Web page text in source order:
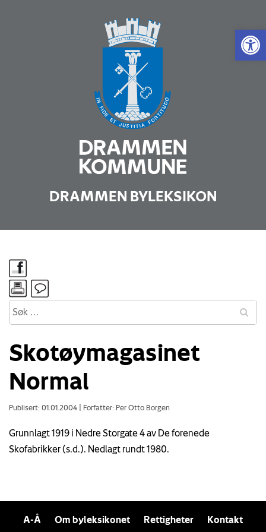
Vis
DRAMMEN BYLEKSIKON
Skotøymagasinet
Normal
Publisert: 01.01.2004 Forfatter: Per Otto Borgen
Grunnlagt 1919 i Nedre Storgate 4 av De forenede
Skofabrikker (s.d.). Nedlagt rundt 1980.
A-Å Om byleksikonet Rettigheter Kontakt